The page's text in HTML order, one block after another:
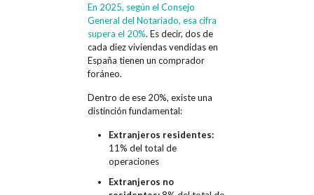
En 2025, según el Consejo
General del Notariado, esa cifra
supera el 20%. Es decir, dos de
cada diez viviendas vendidas en
España tienen un comprador
foráneo.
Dentro de ese 20%, existe una
distinción fundamental:
Extranjeros residentes:
11% del total de
operaciones
Extranjeros no